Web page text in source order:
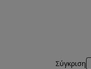
Σύγκριση